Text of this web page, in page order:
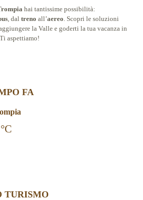
hai tantissime possibilità:
, dal treno all’aereo . Scopri le soluzioni
la Valle e goderti la tua vacanza in
aspettiamo!
FA
°C
TURISMO